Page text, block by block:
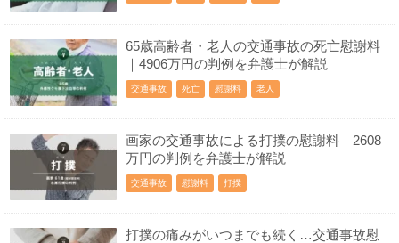
65歳高齢者・老人の交通事故の死亡慰謝料
｜4906万円の判例を弁護士が解説
交通事故 死亡 慰謝料 老人
画家の交通事故による打撲の慰謝料｜2608
万円の判例を弁護士が解説
交通事故 慰謝料 打撲
打撲の痛みがいつまでも続く…交通事故慰